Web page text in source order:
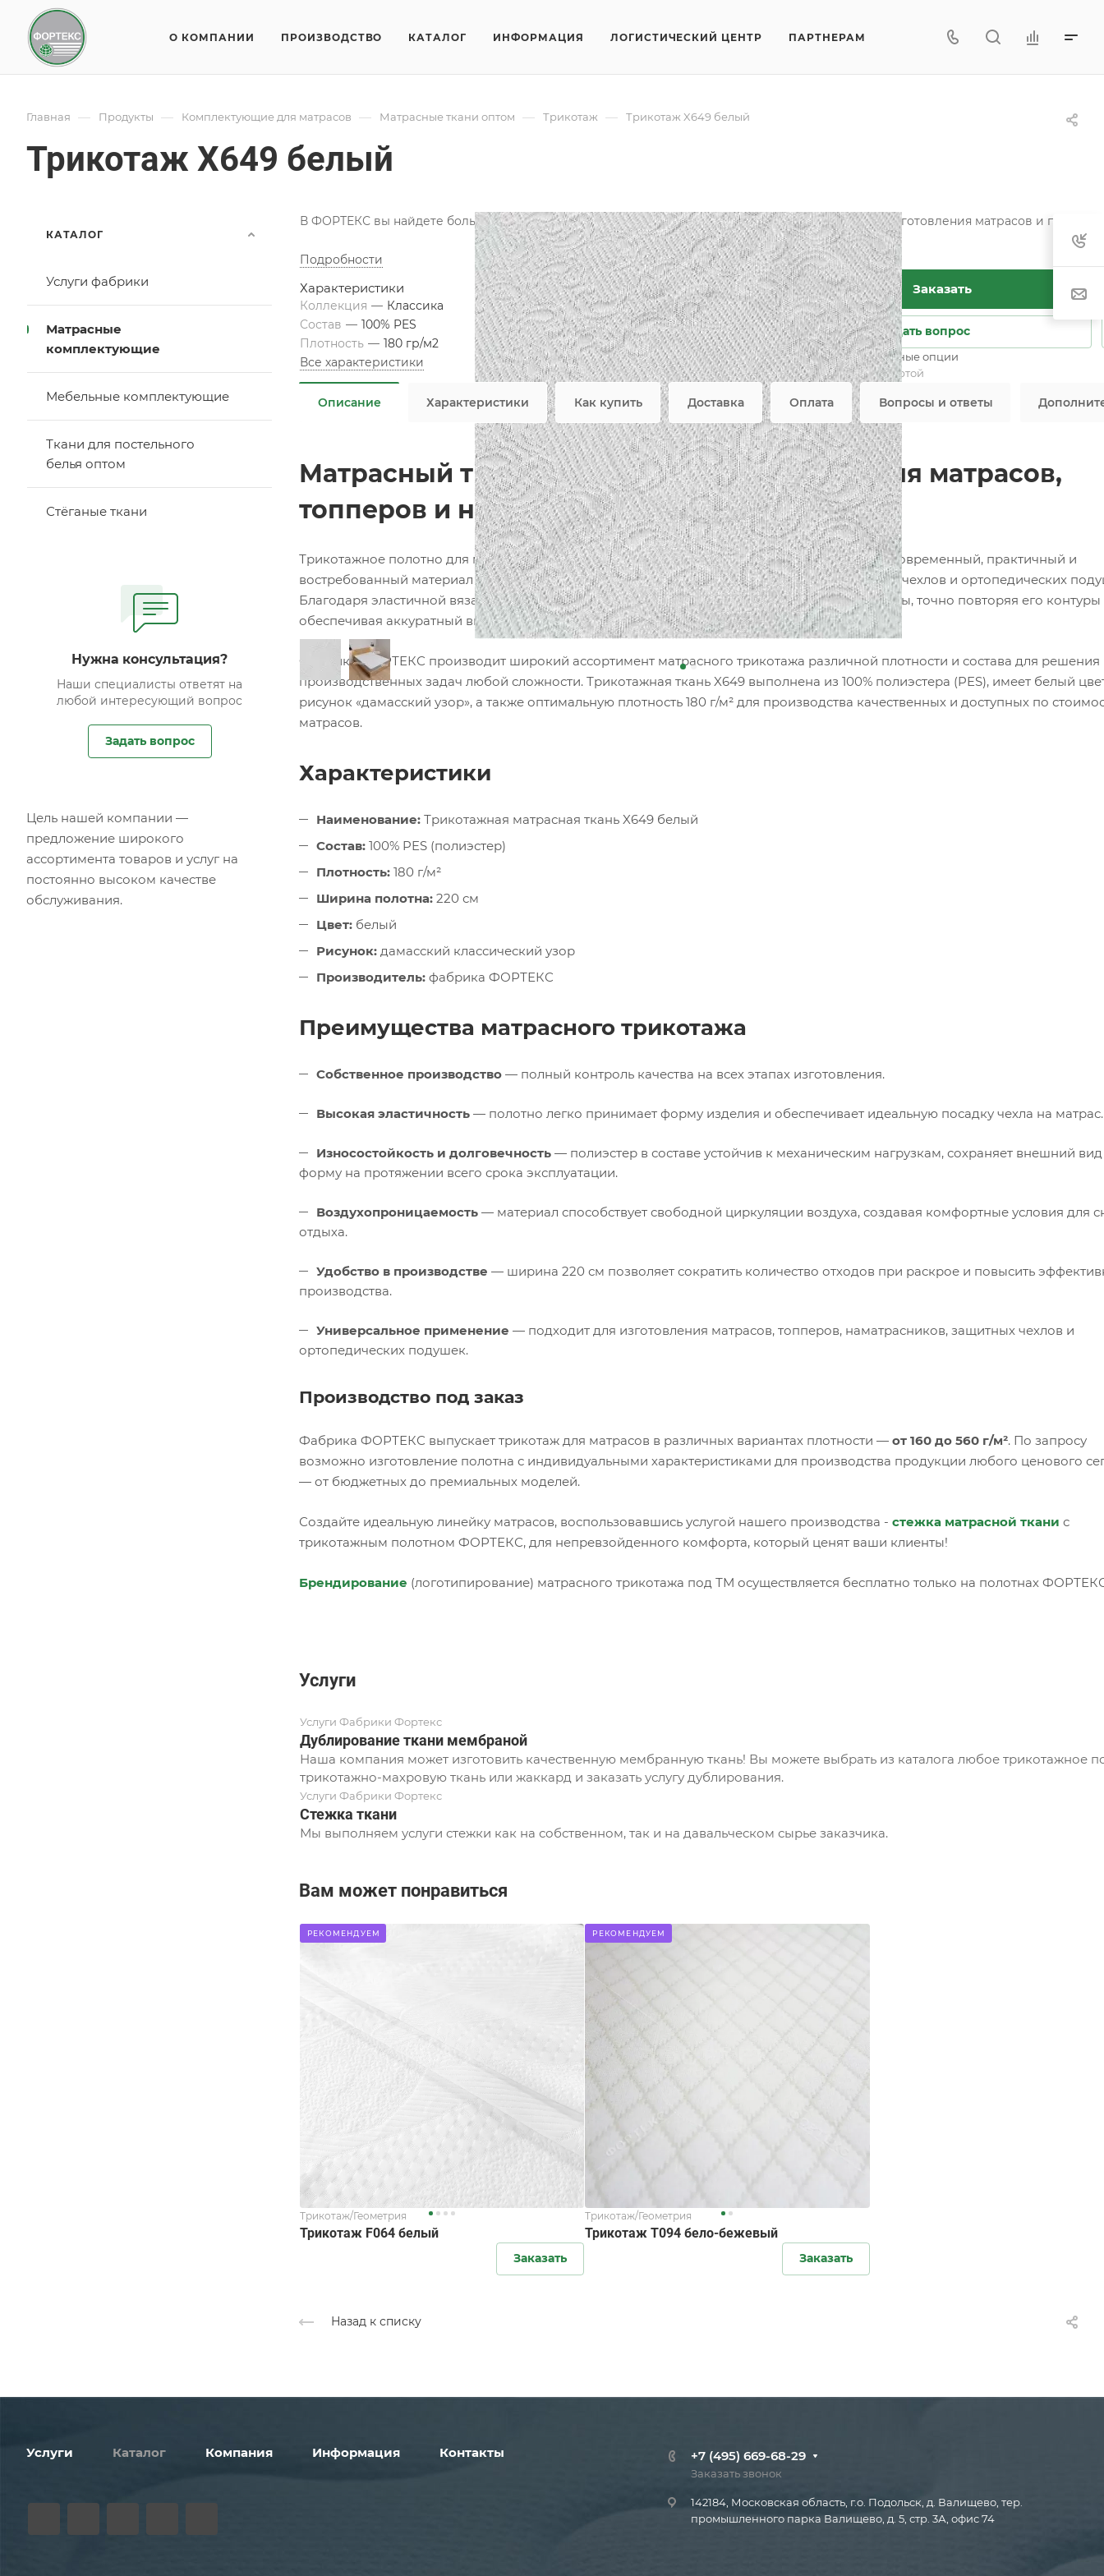
О КОМПАНИИ ПРОИЗВОДСТВО КАТАЛОГ ИНФОРМАЦИЯ ЛОГИСТИЧЕСКИЙ ЦЕНТР ПАРТНЕРАМ
Главная — Продукты — Комплектующие для матрасов — Матрасные ткани оптом — Трикотаж — Трикотаж X649 белый
Трикотаж X649 белый
В ФОРТЕКС вы найдете большой выбор трикотажных натуральных и синтетических тканей для изготовления матрасов и пошива
Подробности
Характеристики
Коллекция — Классика
Состав — 100% PES
Плотность — 180 гр/м2
Все характеристики
Заказать
Задать вопрос
Возможны дополнительные опции
Не является публичной офертой
Описание Характеристики Как купить Доставка Оплата Вопросы и ответы
Матрасный трикотаж X649 белый — ткань для матрасов,
топперов и наматрасников
Трикотажное полотно для матрасов собственного производства фабрики ФОРТЕКС — это современный, практичный и
востребованный материал для изготовления матрасов, топперов, наматрасников, защитных чехлов и ортопедических
Благодаря эластичной вязаной структуре материал идеально облегает изделие любой формы, точно повторяя его контуры
обеспечивая аккуратный внешний вид готовой продукции.
Фабрика ФОРТЕКС производит широкий ассортимент матрасного трикотажа различной плотности и состава для решения
производственных задач любой сложности. Трикотажная ткань X649 выполнена из 100% полиэстера (PES), имеет белый
рисунок «дамасский узор», а также оптимальную плотность 180 г/м² для производства качественных и доступных по
матрасов.
Характеристики
Наименование: Трикотажная матрасная ткань X649 белый
Состав: 100% PES (полиэстер)
Плотность: 180 г/м²
Ширина полотна: 220 см
Цвет: белый
Рисунок: дамасский классический узор
Производитель: фабрика ФОРТЕКС
Преимущества матрасного трикотажа
Собственное производство — полный контроль качества на всех этапах изготовления.
Высокая эластичность — полотно легко принимает форму изделия и обеспечивает идеальную посадку чехла на матрас.
Износостойкость и долговечность — полиэстер в составе устойчив к механическим нагрузкам, сохраняет внешний
форму на протяжении всего срока эксплуатации.
Воздухопроницаемость — материал способствует свободной циркуляции воздуха, создавая комфортные условия для
отдыха.
Удобство в производстве — ширина 220 см позволяет сократить количество отходов при раскрое и повысить
производства.
Универсальное применение — подходит для изготовления матрасов, топперов, наматрасников, защитных чехлов и
ортопедических подушек.
Производство под заказ
Фабрика ФОРТЕКС выпускает трикотаж для матрасов в различных вариантах плотности — от 160 до 560 г/м². По запросу
возможно изготовление полотна с индивидуальными характеристиками для производства продукции любого ценового
— от бюджетных до премиальных моделей.
Создайте идеальную линейку матрасов, воспользовавшись услугой нашего производства - стежка матрасной ткани с
трикотажным полотном ФОРТЕКС, для непревзойденного комфорта, который ценят ваши клиенты!
Брендирование (логотипирование) матрасного трикотажа под ТМ осуществляется бесплатно только на полотнах
Услуги
Услуги Фабрики Фортекс
Дублирование ткани мембраной
Наша компания может изготовить качественную мембранную ткань! Вы можете выбрать из каталога любое трикотажное
трикотажно-махровую ткань или жаккард и заказать услугу дублирования.
Услуги Фабрики Фортекс
Стежка ткани
Мы выполняем услуги стежки как на собственном, так и на давальческом сырье заказчика.
Вам может понравиться
РЕКОМЕНДУЕМ
Трикотаж/Геометрия
Трикотаж F064 белый
Заказать
РЕКОМЕНДУЕМ
Трикотаж/Геометрия
Трикотаж T094 бело-бежевый
Заказать
Назад к списку
КАТАЛОГ
Услуги фабрики
Матрасные
комплектующие
Мебельные комплектующие
Ткани для постельного
белья оптом
Стёганые ткани
Нужна консультация?
Наши специалисты ответят на
любой интересующий вопрос
Задать вопрос
Цель нашей компании —
предложение широкого
ассортимента товаров и услуг на
постоянно высоком качестве
обслуживания.
Услуги Каталог Компания Информация Контакты +7 (495) 669-68-29
Заказать звонок
142184, Московская область, г.о. Подольск, д. Валищево, тер.
промышленного парка Валищево, д. 5, стр. 3А, офис 74